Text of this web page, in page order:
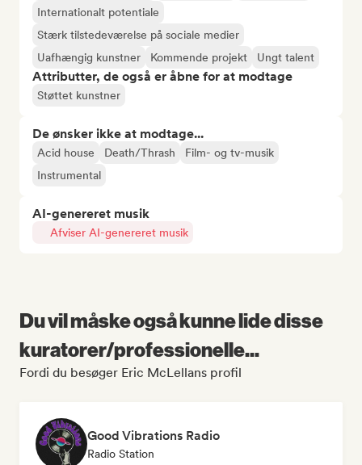
Internationalt potentiale
Stærk tilstedeværelse på sociale medier
Uafhængig kunstner
Kommende projekt Ungt talent
Attributter, de også er åbne for at modtage
Støttet kunstner
De ønsker ikke at modtage...
Acid house Death/Thrash
Film- og tv-musik
Instrumental
AI-genereret musik
Afviser AI-genereret musik
Du vil måske også kunne lide disse
kuratorer/professionelle...
Fordi du besøger Eric McLellans profil
Good Vibrations Radio
Radio Station